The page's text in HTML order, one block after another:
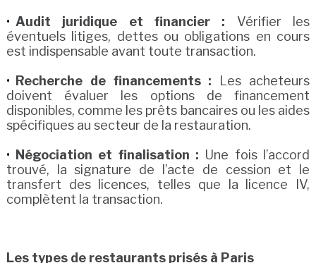
Audit juridique et financier : Vérifier les
éventuels litiges, dettes ou obligations en cours
est indispensable avant toute transaction.
Recherche de financements : Les acheteurs
doivent évaluer les options de financement
disponibles, comme les prêts bancaires ou les aides
spécifiques au secteur de la restauration.
Négociation et finalisation : Une fois l’accord
trouvé, la signature de l’acte de cession et le
transfert des licences, telles que la licence IV,
complètent la transaction.
Les types de restaurants prisés à Paris